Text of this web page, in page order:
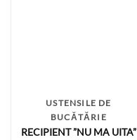
USTENSILE DE
BUCĂTĂRIE
RECIPIENT ”NU MA UITA”